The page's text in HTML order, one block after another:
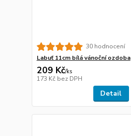
30 hodnocení
Labuť 11cm bílá vánoční ozdoba
209 Kč/ks
173 Kč bez DPH
Detail